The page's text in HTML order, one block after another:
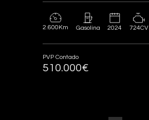
2.600Km Gasolina 2024 724CV
PVP Contado
510.000€